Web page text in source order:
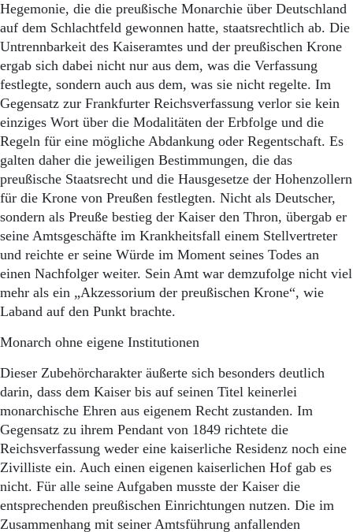
Hegemonie, die die preußische Monarchie über Deutschland
auf dem Schlachtfeld gewonnen hatte, staatsrechtlich ab. Die
Untrennbarkeit des Kaiseramtes und der preußischen Krone
ergab sich dabei nicht nur aus dem, was die Verfassung
festlegte, sondern auch aus dem, was sie nicht regelte. Im
Gegensatz zur Frankfurter Reichsverfassung verlor sie kein
einziges Wort über die Modalitäten der Erbfolge und die
Regeln für eine mögliche Abdankung oder Regentschaft. Es
galten daher die jeweiligen Bestimmungen, die das
preußische Staatsrecht und die Hausgesetze der Hohenzollern
für die Krone von Preußen festlegten. Nicht als Deutscher,
sondern als Preuße bestieg der Kaiser den Thron, übergab er
seine Amtsgeschäfte im Krankheitsfall einem Stellvertreter
und reichte er seine Würde im Moment seines Todes an
einen Nachfolger weiter. Sein Amt war demzufolge nicht viel
mehr als ein „Akzessorium der preußischen Krone“, wie
Laband auf den Punkt brachte.
Monarch ohne eigene Institutionen
Dieser Zubehörcharakter äußerte sich besonders deutlich
darin, dass dem Kaiser bis auf seinen Titel keinerlei
monarchische Ehren aus eigenem Recht zustanden. Im
Gegensatz zu ihrem Pendant von 1849 richtete die
Reichsverfassung weder eine kaiserliche Residenz noch eine
Zivilliste ein. Auch einen eigenen kaiserlichen Hof gab es
nicht. Für alle seine Aufgaben musste der Kaiser die
entsprechenden preußischen Einrichtungen nutzen. Die im
Zusammenhang mit seiner Amtsführung anfallenden